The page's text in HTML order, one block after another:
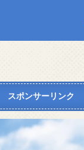
スポンサーリンク